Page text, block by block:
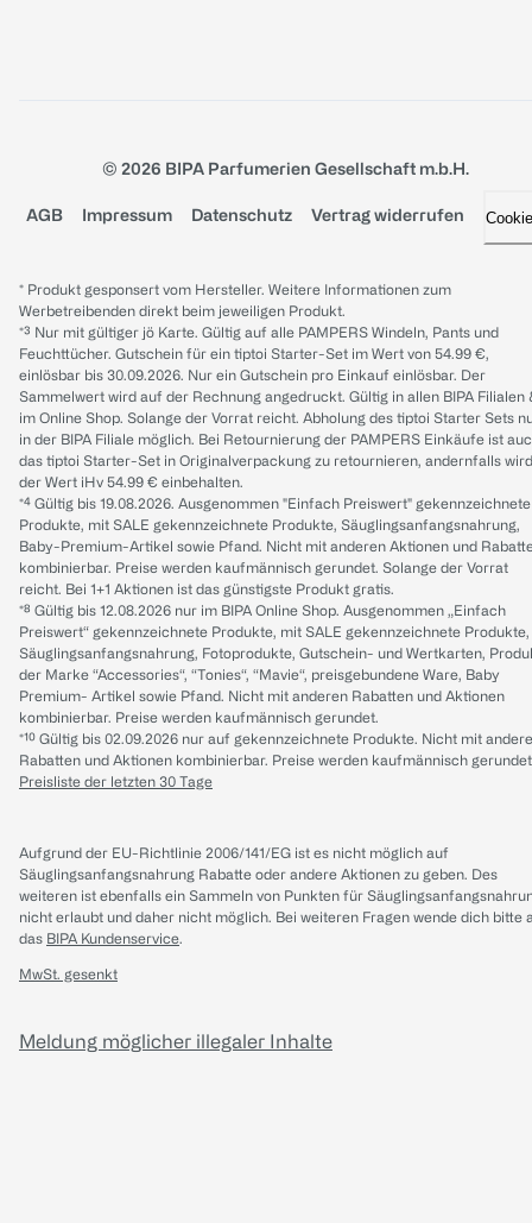
© 2026 BIPA Parfumerien Gesellschaft m.b.H.
AGB Impressum Datenschutz Vertrag widerrufen
* Produkt gesponsert vom Hersteller. Weitere Informationen zum
Werbetreibenden direkt beim jeweiligen Produkt.
*³ Nur mit gültiger jö Karte. Gültig auf alle PAMPERS Windeln, Pants und
Feuchttücher. Gutschein für ein tiptoi Starter-Set im Wert von 54.99 €,
einlösbar bis 30.09.2026. Nur ein Gutschein pro Einkauf einlösbar. Der
Sammelwert wird auf der Rechnung angedruckt. Gültig in allen BIPA Filialen
im Online Shop. Solange der Vorrat reicht. Abholung des tiptoi Starter Sets
in der BIPA Filiale möglich. Bei Retournierung der PAMPERS Einkäufe ist
das tiptoi Starter-Set in Originalverpackung zu retournieren, andernfalls wird
der Wert iHv 54.99 € einbehalten.
*⁴ Gültig bis 19.08.2026. Ausgenommen "Einfach Preiswert" gekennzeichnete
Produkte, mit SALE gekennzeichnete Produkte, Säuglingsanfangsnahrung,
Baby-Premium-Artikel sowie Pfand. Nicht mit anderen Aktionen und
kombinierbar. Preise werden kaufmännisch gerundet. Solange der Vorrat
reicht. Bei 1+1 Aktionen ist das günstigste Produkt gratis.
*⁸ Gültig bis 12.08.2026 nur im BIPA Online Shop. Ausgenommen „Einfach
Preiswert“ gekennzeichnete Produkte, mit SALE gekennzeichnete Produkte,
Säuglingsanfangsnahrung, Fotoprodukte, Gutschein- und Wertkarten,
der Marke “Accessories“, “Tonies“, “Mavie“, preisgebundene Ware, Baby
Premium- Artikel sowie Pfand. Nicht mit anderen Rabatten und Aktionen
kombinierbar. Preise werden kaufmännisch gerundet.
*¹⁰ Gültig bis 02.09.2026 nur auf gekennzeichnete Produkte. Nicht mit
Rabatten und Aktionen kombinierbar. Preise werden kaufmännisch
Preisliste der letzten 30 Tage
Aufgrund der EU-Richtlinie 2006/141/EG ist es nicht möglich auf
Säuglingsanfangsnahrung Rabatte oder andere Aktionen zu geben. Des
weiteren ist ebenfalls ein Sammeln von Punkten für
nicht erlaubt und daher nicht möglich. Bei weiteren Fragen wende dich bitte
das BIPA Kundenservice.
MwSt. gesenkt
Meldung möglicher illegaler Inhalte